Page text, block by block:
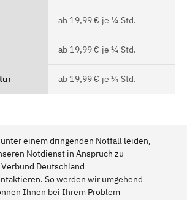
ab 19,99 € je ¼ Std.
ab 19,99 € je ¼ Std.
ab 19,99 € je ¼ Std.
einem dringenden Notfall leiden,
Notdienst in Anspruch zu
Deutschland
So werden wir umgehend
Ihnen bei Ihrem Problem